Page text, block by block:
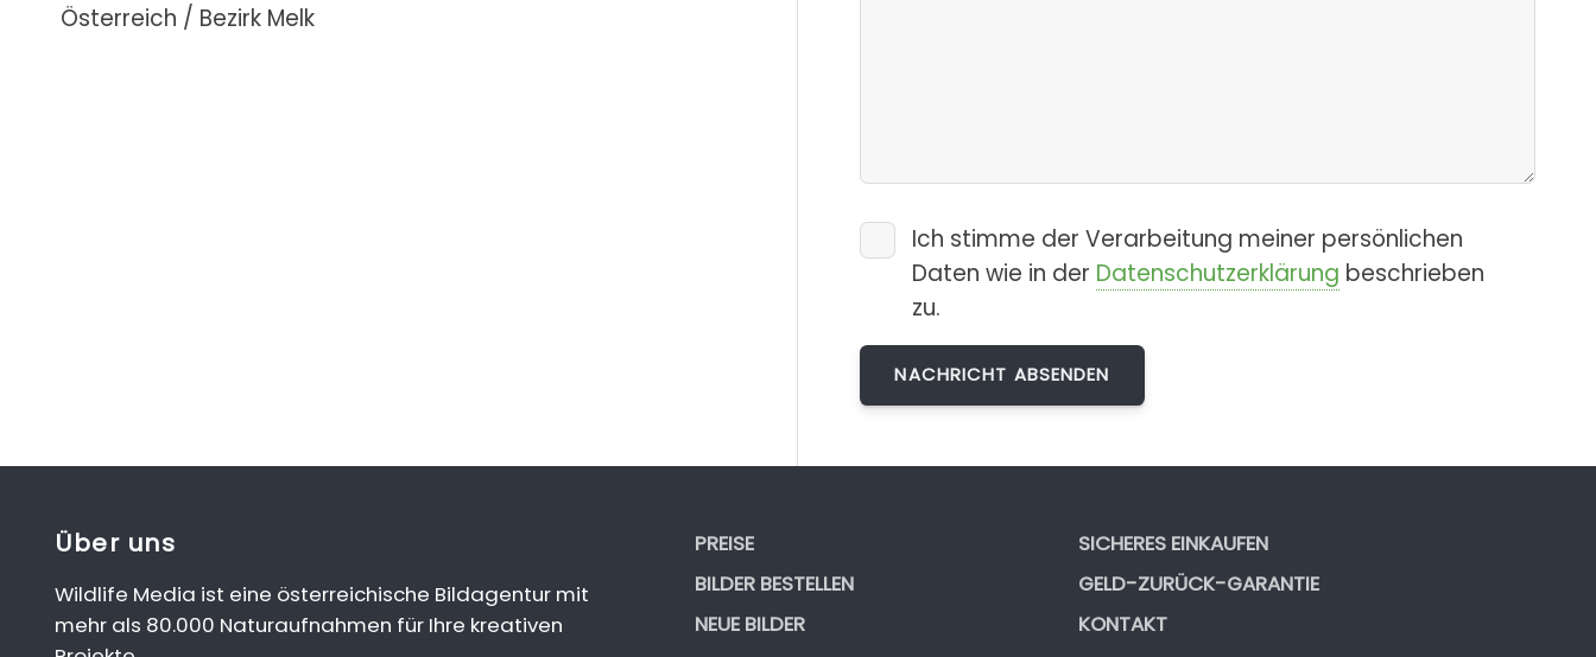
Österreich / Bezirk Melk
Ich stimme der Verarbeitung meiner persönlichen
Daten wie in der Datenschutzerklärung beschrieben
zu.
Über uns
Wildlife Media ist eine österreichische Bildagentur mit
mehr als 80.000 Naturaufnahmen für Ihre kreativen
PREISE
BILDER BESTELLEN
NEUE BILDER
SICHERES EINKAUFEN
GELD-ZURÜCK-GARANTIE
KONTAKT